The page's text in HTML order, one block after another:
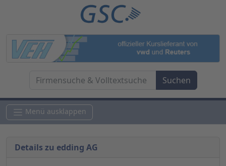
Menü ausklappen
Details zu edding AG